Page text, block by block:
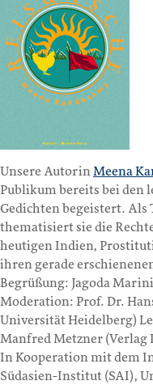
Unsere AutorinMeena
Publikum bereits bei
Gedichten begeistert.
thematisiert sie die
heutigen Indien,
ihren gerade
Begrüßung: Jagoda
Moderation: Prof. Dr.
Universität Heidelberg)
Manfred Metzner (Verlag
In Kooperation mit dem
Südasien-Institut (SAI),